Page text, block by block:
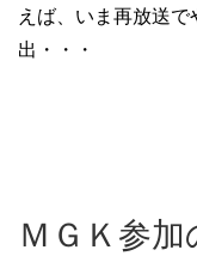
えば、いま再放送
出・・・
ＭＧＫ参